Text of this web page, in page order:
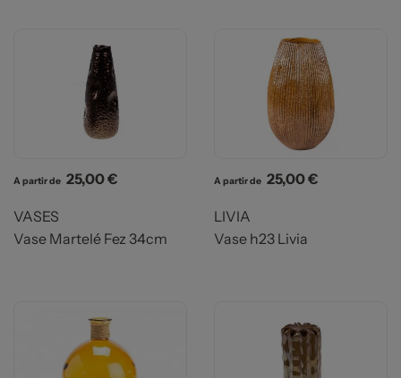
A partir de Prix
25,00 €
VASES
Vase Martelé Fez 34cm
A partir de Prix
25,00 €
LIVIA
Vase h23 Livia